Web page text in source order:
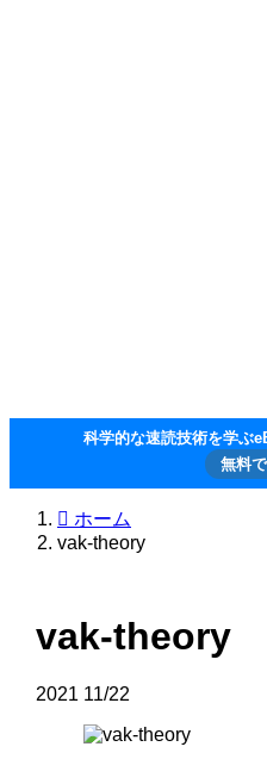
科学的な速読技術を学ぶ
無料
ホーム
vak-theory
vak-theory
2021 11/22